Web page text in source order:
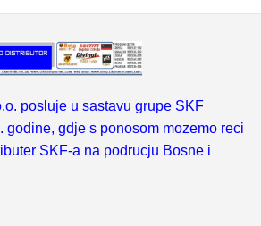
posluje u sastavu grupe SKF
godine, gdje s ponosom mozemo reci
SKF-a na podrucju Bosne i